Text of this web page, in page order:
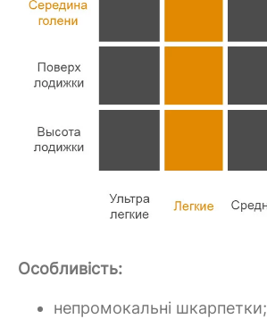
Особливість:
непромокальні шкарпетки;